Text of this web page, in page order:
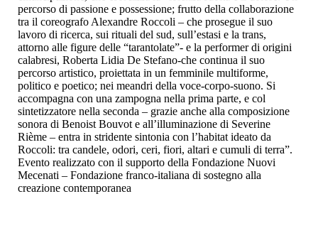
percorso di passione e possessione; frutto della collaborazione
tra il coreografo Alexandre Roccoli – che prosegue il suo
lavoro di ricerca, sui rituali del sud, sull’estasi e la trans,
attorno alle figure delle “tarantolate”- e la performer di origini
calabresi, Roberta Lidia De Stefano-che continua il suo
percorso artistico, proiettata in un femminile multiforme,
politico e poetico; nei meandri della voce-corpo-suono. Si
accompagna con una zampogna nella prima parte, e col
sintetizzatore nella seconda – grazie anche alla composizione
sonora di Benoist Bouvot e all’illuminazione di Severine
Rième – entra in stridente sintonia con l’habitat ideato da
Roccoli: tra candele, odori, ceri, fiori, altari e cumuli di terra”.
Evento realizzato con il supporto della Fondazione Nuovi
Mecenati – Fondazione franco-italiana di sostegno alla
creazione contemporanea